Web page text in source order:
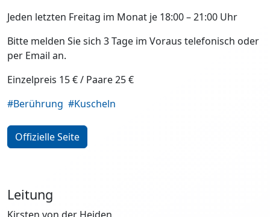
Jeden letzten Freitag im Monat je 18:00 – 21:00 Uhr
Bitte melden Sie sich 3 Tage im Voraus telefonisch oder
per Email an.
Einzelpreis 15 € / Paare 25 €
#Berührung #Kuscheln
Offizielle Seite
Leitung